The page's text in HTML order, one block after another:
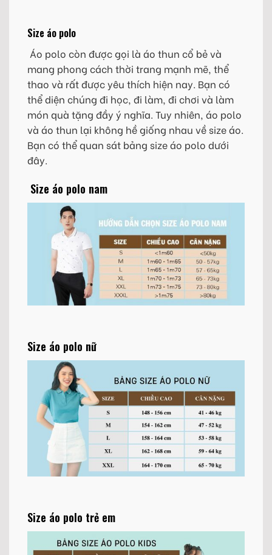
Size áo polo
Áo polo còn được gọi là áo thun cổ bẻ và
mang phong cách thời trang mạnh mẽ, thể
thao và rất được yêu thích hiện nay. Bạn có
thể diện chúng đi học, đi làm, đi chơi và làm
món quà tặng đầy ý nghĩa. Tuy nhiên, áo polo
và áo thun lại không hề giống nhau về size áo.
Bạn có thể quan sát bảng size áo polo dưới
đây.
Size áo polo nam
Size áo polo nữ
Size áo polo trẻ em